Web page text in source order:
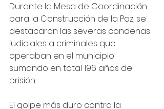
Durante la Mesa de Coordinación
para la Construcción de la Paz, se
destacaron las severas condenas
judiciales a criminales que
operaban en el municipio
sumando en total 196 años de
prisión.
El golpe más duro contra la